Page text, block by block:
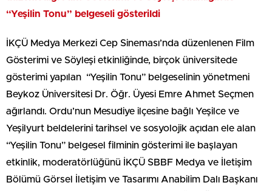
“Yeşilin Tonu” belgeseli gösterildi
İKÇÜ Medya Merkezi Cep Sineması’nda düzenlenen Film
Gösterimi ve Söyleşi etkinliğinde, birçok üniversitede
gösterimi yapılan “Yeşilin Tonu” belgeselinin yönetmeni
Beykoz Üniversitesi Dr. Öğr. Üyesi Emre Ahmet Seçmen
ağırlandı. Ordu’nun Mesudiye ilçesine bağlı Yeşilce ve
Yeşilyurt beldelerini tarihsel ve sosyolojik açıdan ele alan
“Yeşilin Tonu” belgesel filminin gösterimi ile başlayan
etkinlik, moderatörlüğünü İKÇÜ SBBF Medya ve İletişim
Bölümü Görsel İletişim ve Tasarımı Anabilim Dalı Başkanı